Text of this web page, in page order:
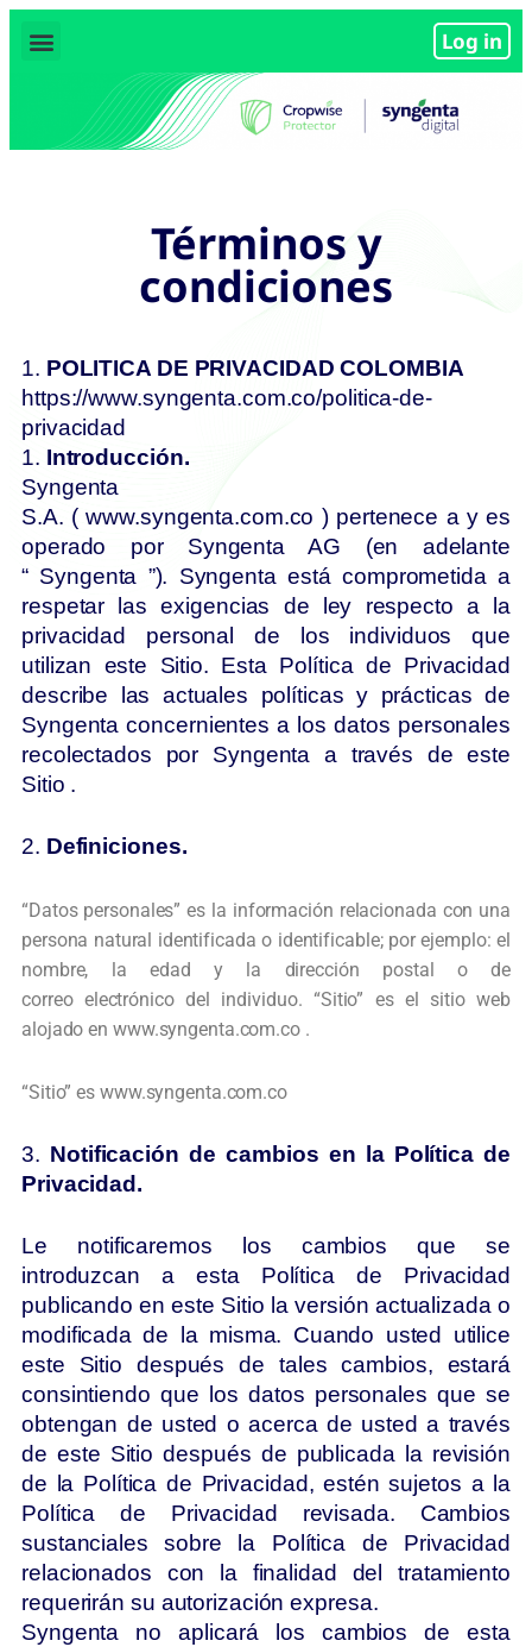
Log in
Términos y
condiciones
1. POLITICA DE PRIVACIDAD COLOMBIA
https://www.syngenta.com.co/politica-de-
privacidad
1. Introducción.
Syngenta
S.A. ( www.syngenta.com.co ) pertenece a y es
operado por Syngenta AG (en adelante
“ Syngenta ”). Syngenta está comprometida a
respetar las exigencias de ley respecto a la
privacidad personal de los individuos que
utilizan este Sitio. Esta Política de Privacidad
describe las actuales políticas y prácticas de
Syngenta concernientes a los datos personales
recolectados por Syngenta a través de este
Sitio .
2. Definiciones.
“Datos personales” es la información relacionada con una
persona natural identificadao identificable; por ejemplo: el
nombre, la edad y la dirección postal o de
correo electrónico del individuo. “Sitio” es el sitio web
alojado en www.syngenta.com.co .
“Sitio” es www.syngenta.com.co
3. Notificación de cambios en la Política de
Privacidad.
Le notificaremos los cambios que se
introduzcan a esta Política de Privacidad
publicando en este Sitio la versión actualizada o
modificada de la misma. Cuando usted utilice
este Sitio después de tales cambios, estará
consintiendo que los datos personales que se
obtengan de usted o acerca de usted a través
de este Sitio después de publicada la revisión
de la Política de Privacidad, estén sujetos a la
Política de Privacidad revisada. Cambios
sustanciales sobre la Política de Privacidad
relacionados con la finalidad del tratamiento
requerirán su autorización expresa.
Syngenta no aplicará los cambios de esta